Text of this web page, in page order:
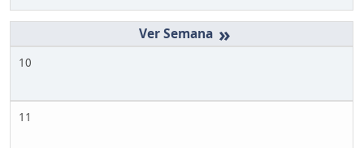
»
10
11